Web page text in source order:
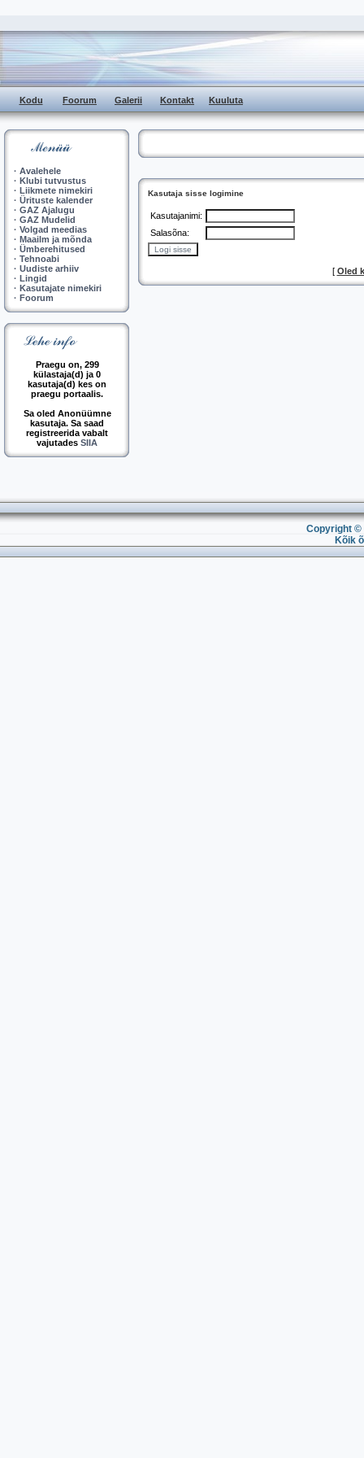
Kodu Foorum Galerii Kontakt Kuuluta
· Avalehele
· Klubi tutvustus
· Liikmete nimekiri
· Ürituste kalender
· GAZ Ajalugu
· GAZ Mudelid
· Volgad meedias
· Maailm ja mõnda
· Ümberehitused
· Tehnoabi
· Uudiste arhiiv
· Lingid
· Kasutajate nimekiri
· Foorum
Praegu on, 299
külastaja(d) ja 0
kasutaja(d) kes on
praegu portaalis.
Sa oled Anonüümne
kasutaja. Sa saad
registreerida vabalt
vajutades SIIA
Kasutaja sisse logimine
Kasutajanimi:
Salasõna:
[ Oled
Copyright ©
Kõik